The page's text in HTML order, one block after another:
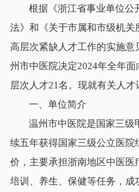
根据《浙江省事业单位公
法》和《关于市属和市级机关
高层次紧缺人才工作的实施意
州市中医院决定2024年全年
层次人才21名。现就有关人才
一、 单位简介
温州市中医院是国家三级
续五年获得国家三级公立医院
价，主要承担浙南地区中医医
培训、养生、保健等任务，成